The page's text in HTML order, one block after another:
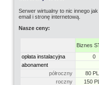
Serwer wirtualny to nic innego
email i stronę internetową.
Nasze ceny:
Biznes
opłata instalacyjna
0
abonament
półroczny
80
roczny
150